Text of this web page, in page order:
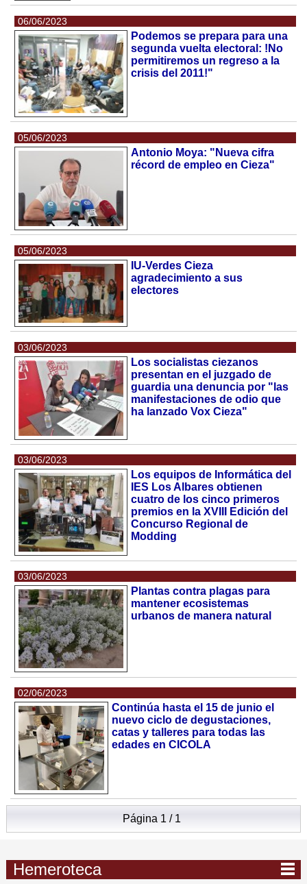
06/06/2023
Podemos se prepara para una
segunda vuelta electoral: !No
permitiremos un regreso a la
crisis del 2011!"
05/06/2023
Antonio Moya: "Nueva cifra
récord de empleo en Cieza"
05/06/2023
IU-Verdes Cieza
agradecimiento a sus
electores
03/06/2023
Los socialistas ciezanos
presentan en el juzgado de
guardia una denuncia por "las
manifestaciones de odio que
ha lanzado Vox Cieza"
03/06/2023
Los equipos de Informática del
IES Los Albares obtienen
cuatro de los cinco primeros
premios en la XVIII Edición del
Concurso Regional de
Modding
03/06/2023
Plantas contra plagas para
mantener ecosistemas
urbanos de manera natural
02/06/2023
Continúa hasta el 15 de junio el
nuevo ciclo de degustaciones,
catas y talleres para todas las
edades en CICOLA
Página 1 / 1
Hemeroteca